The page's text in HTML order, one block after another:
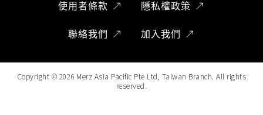
使用者條款 隱私權政策
聯絡我們 加入我們
Copyright © 2026 Merz Asia Pacific Pte Ltd, Taiwan Branch. All rights
reserved.